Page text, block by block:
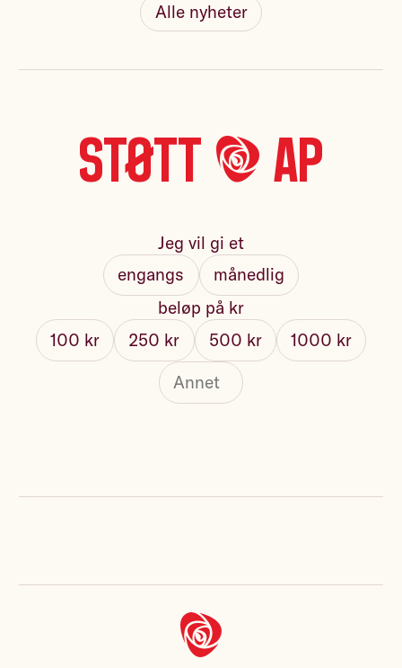
Alle nyheter
Støtt *A* Ap
Jeg vil gi et
engangs
månedlig
beløp på kr
100 kr
250 kr 500 kr 1000 kr
Ja, jeg vil få oppdateringer på e-post fra
Arbeiderpartiet, Jonas Gahr Støre og andre